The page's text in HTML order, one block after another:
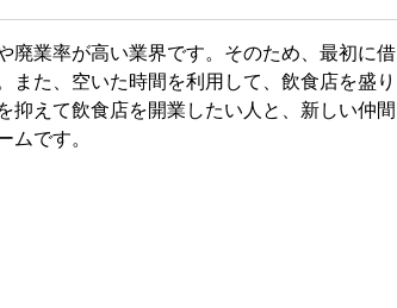
廃業率が高い業界です。そのため、最初に借
た、空いた時間を利用して、飲食店を盛り
抑えて飲食店を開業したい人と、新しい仲間
ムです。